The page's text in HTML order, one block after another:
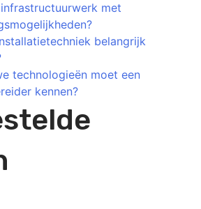
met
belangrijk
technologieën moet een
kennen?